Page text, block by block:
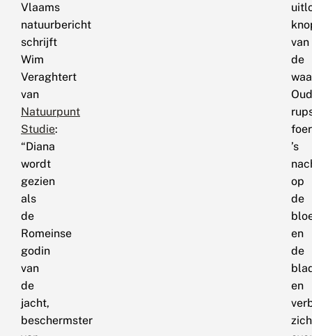
Vlaams
natuurbericht
schrijft
Wim
Veraghtert
van
Natuurpunt
Studie:
“Diana
wordt
gezien
als
de
Romeinse
godin
van
de
jacht,
beschermster
van
de
’s
op
de
en
de
en
zich